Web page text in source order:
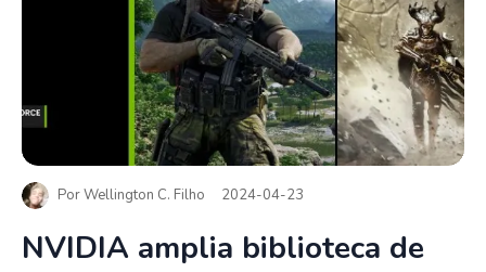
PorWellington C. Filho 2024-04-23
NVIDIA amplia biblioteca de